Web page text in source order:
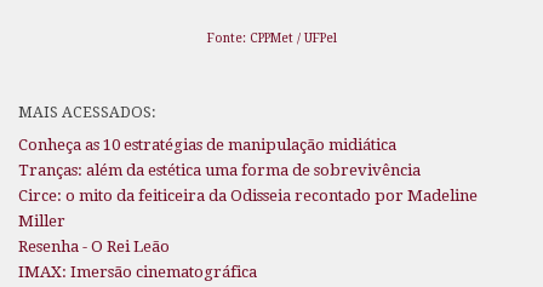
Fonte: CPPMet / UFPel
MAIS ACESSADOS:
Conheça as 10 estratégias de manipulação midiática
Tranças: além da estética uma forma de sobrevivência
Circe: o mito da feiticeira da Odisseia recontado por Madeline
Miller
Resenha - O Rei Leão
IMAX: Imersão cinematográfica